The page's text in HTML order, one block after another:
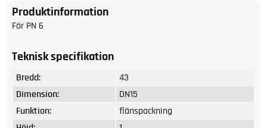
Produktinformation
För PN 6
Teknisk specifikation
Bredd:
43
Dimension:
DN15
Funktion:
flänspackning